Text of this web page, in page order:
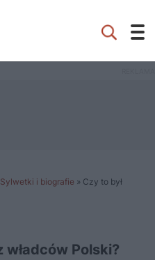
Sylwetki i biografie » Czy to był
władców Polski?